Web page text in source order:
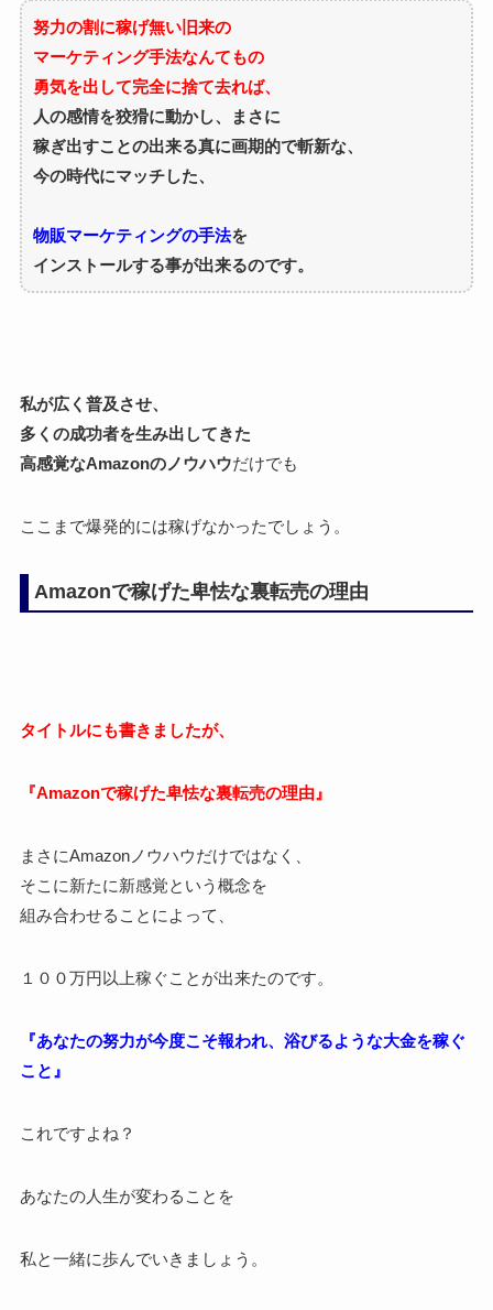
努力の割に稼げ無い旧来の
マーケティング手法なんてもの
勇気を出して完全に捨て去れば、
人の感情を狡猾に動かし、まさに
稼ぎ出すことの出来る真に画期的で斬新な、
今の時代にマッチした、
物販マーケティングの手法を
インストールする事が出来るのです。
私が広く普及させ、
多くの成功者を生み出してきた
高感覚なAmazonのノウハウだけでも
ここまで爆発的には稼げなかったでしょう。
Amazonで稼げた卑怯な裏転売の理由
タイトルにも書きましたが、
『Amazonで稼げた卑怯な裏転売の理由』
まさにAmazonノウハウだけではなく、
そこに新たに新感覚という概念を
組み合わせることによって、
１００万円以上稼ぐことが出来たのです。
『あなたの努力が今度こそ報われ、浴びるような大金を稼ぐ
こと』
これですよね？
あなたの人生が変わることを
私と一緒に歩んでいきましょう。